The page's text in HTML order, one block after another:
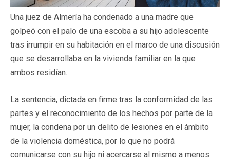
Una juez de Almería ha condenado a una madre que
golpeó con el palo de una escoba a su hijo adolescente
tras irrumpir en su habitación en el marco de una discusión
que se desarrollaba en la vivienda familiar en la que
ambos residían.
La sentencia, dictada en firme tras la conformidad de las
partes y el reconocimiento de los hechos por parte de la
mujer, la condena por un delito de lesiones en el ámbito
de la violencia doméstica, por lo que no podrá
comunicarse con su hijo ni acercarse al mismo a menos